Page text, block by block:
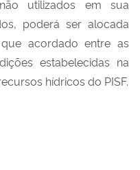
utilizados em sua
poderá ser alocada
acordado entre as
estabelecidas na
hídricos do PISF.